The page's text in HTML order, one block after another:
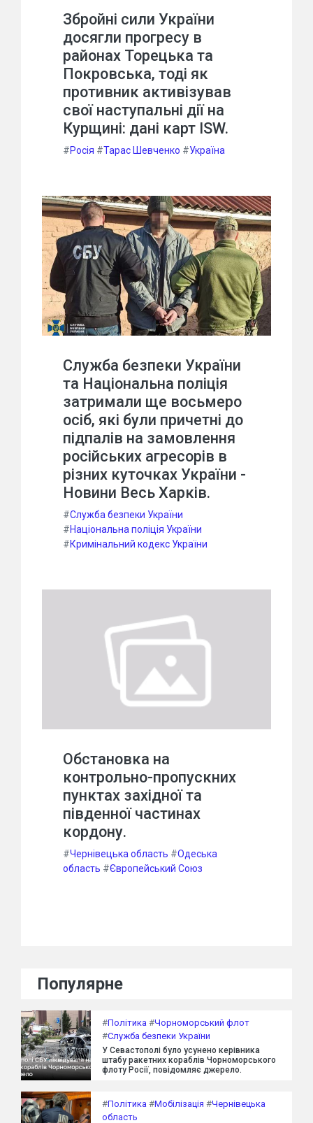
Збройні сили України
досягли прогресу в
районах Торецька та
Покровська, тоді як
противник активізував
свої наступальні дії на
Курщині: дані карт ISW.
#Росія #Тарас Шевченко #Україна
Служба безпеки України
та Національна поліція
затримали ще восьмеро
осіб, які були причетні до
підпалів на замовлення
російських агресорів в
різних куточках України -
Новини Весь Харків.
#Служба безпеки України
#Національна поліція України
#Кримінальний кодекс України
Обстановка на
контрольно-пропускних
пунктах західної та
південної частинах
кордону.
#Чернівецька область #Одеська
область #Європейський Союз
Популярне
#Політика #Чорноморський флот
#Служба безпеки України
У Севастополі було усунено керівника
штабу ракетних кораблів Чорноморського
флоту Росії, повідомляє джерело.
#Політика #Мобілізація #Чернівецька
область